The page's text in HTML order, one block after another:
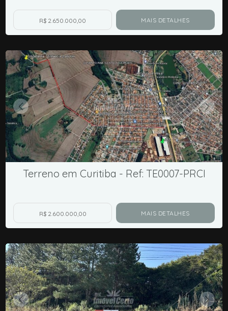
R$ 2.650.000,00 MAIS DETALHES
Terreno em Curitiba - Ref: TE0007-PRCI
R$ 2.600.000,00 MAIS DETALHES